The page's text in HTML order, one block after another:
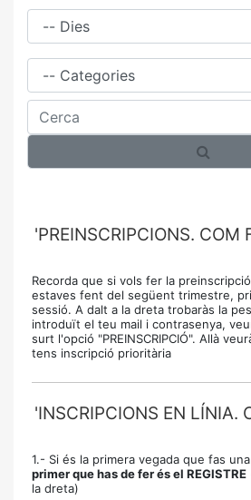
Dies
Família
Cerca
'PREINSCRIPCIONS. COM
Recorda que si vols fer la
estaves fent del següent trimestre,
sessió. A dalt a la dreta trobaràs la
introduït el teu mail i contrasenya,
surt l'opció "PREINSCRIPCIÓ". Allà
tens inscripció prioritària
'INSCRIPCIONS EN LÍNIA.
1.- Si és la primera vegada que fas
primer que has de fer és el REGISTRE
la dreta)